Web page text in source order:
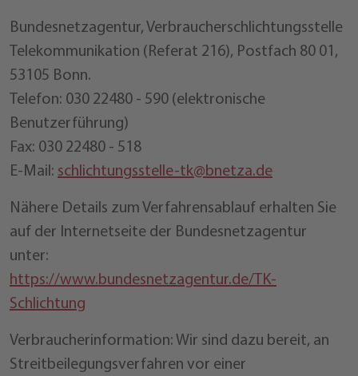
Bundesnetzagentur, Verbraucherschlichtungsstelle
Telekommunikation (Referat 216), Postfach 80 01,
53105 Bonn.
Telefon: 030 22480 - 590 (elektronische
Benutzerführung)
Fax: 030 22480 - 518
E-Mail: schlichtungsstelle-tk@bnetza.de
Nähere Details zum Verfahrensablauf erhalten Sie
auf der Internetseite der Bundesnetzagentur
unter:
https://www.bundesnetzagentur.de/TK-
Schlichtung
Verbraucherinformation: Wir sind dazu bereit, an
Streitbeilegungsverfahren vor einer